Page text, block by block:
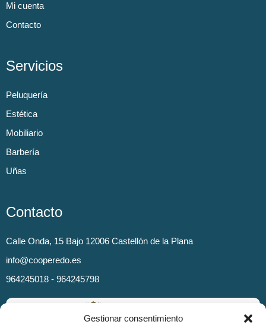
Gestionar consentimiento
Mi cuenta
Contacto
Servicios
Peluquería
Estética
Mobiliario
Barbería
Uñas
Contacto
Calle Onda, 15 Bajo 12006 Castellón de la Plana
info@cooperedo.es
964245018 - 964245798